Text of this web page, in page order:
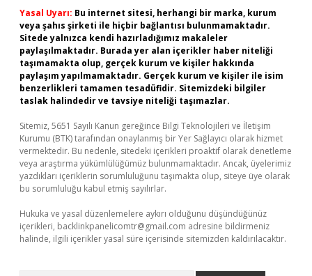
Yasal Uyarı: Bu internet sitesi, herhangi bir marka, kurum
veya şahıs şirketi ile hiçbir bağlantısı bulunmamaktadır.
Sitede yalnızca kendi hazırladığımız makaleler
paylaşılmaktadır. Burada yer alan içerikler haber niteliği
taşımamakta olup, gerçek kurum ve kişiler hakkında
paylaşım yapılmamaktadır. Gerçek kurum ve kişiler ile isim
benzerlikleri tamamen tesadüfidir. Sitemizdeki bilgiler
taslak halindedir ve tavsiye niteliği taşımazlar.
Sitemiz, 5651 Sayılı Kanun gereğince Bilgi Teknolojileri ve İletişim
Kurumu (BTK) tarafından onaylanmış bir Yer Sağlayıcı olarak hizmet
vermektedir. Bu nedenle, sitedeki içerikleri proaktif olarak denetleme
veya araştırma yükümlülüğümüz bulunmamaktadır. Ancak, üyelerimiz
yazdıkları içeriklerin sorumluluğunu taşımakta olup, siteye üye olarak
bu sorumluluğu kabul etmiş sayılırlar.
Hukuka ve yasal düzenlemelere aykırı olduğunu düşündüğünüz
içerikleri, backlinkpanelicomtr@gmail.com adresine bildirmeniz
halinde, ilgili içerikler yasal süre içerisinde sitemizden kaldırılacaktır.